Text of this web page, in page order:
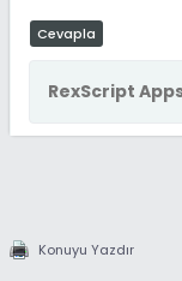
Cevapla
RexScript
Konuyu Yazdır